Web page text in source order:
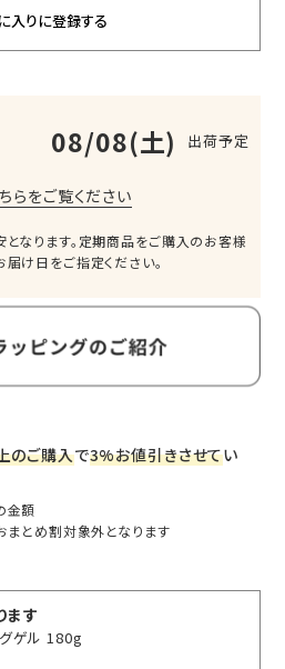
入りに登録する
08/08(土) 出荷予定
らをご覧ください
なります。定期商品をご購入のお客様
け日をご指定ください。
のご購入で3%お値引きさせてい
金額
まとめ割対象外となります
ます
ゲル 180g